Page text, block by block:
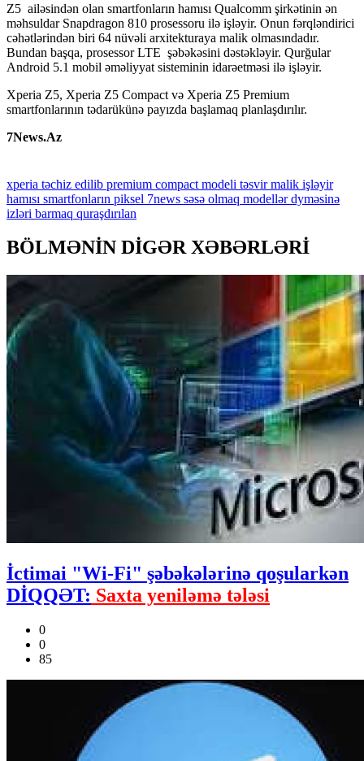
Z5 ailəsindən olan smartfonların hamısı Qualcomm şirkətinin ən
məhsuldar Snapdragon 810 prosessoru ilə işləyir. Onun fərqləndirici
cəhətlərindən biri 64 nüvəli arxitekturaya malik olmasındadır.
Bundan başqa, prosessor LTE şəbəkəsini dəstəkləyir. Qurğular
Android 5.1 mobil əməliyyat sisteminin idarəetməsi ilə işləyir.
Xperia Z5, Xperia Z5 Compact və Xperia Z5 Premium
smartfonlarının tədarükünə payızda başlamaq planlaşdırılır.
7News.Az
xperia təchiz edilib premium compact modeli təsvirmalik işləyir
hamısı smartfonların piksel 7news səsə olmaq modellərdyməsinə
izləri barmaq quraşdırılan
BÖLMƏNİN DİGƏR XƏBƏRLƏRİ
İctimai "Wi-Fi" şəbəkələrinə qoşularkən
DİQQƏT: Saxta yeniləmə tələsi
0
0
85